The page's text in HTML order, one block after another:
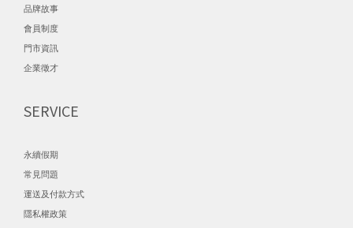
品牌故事
會員制度
門市資訊
企業徵才
SERVICE
永續假期
常見問題
運送及付款方式
隱私權政策